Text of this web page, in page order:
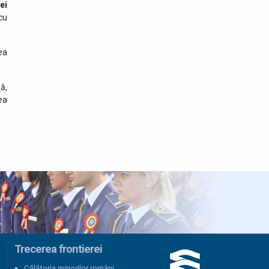
04 august 2026
Rezultate înregistrate la
frontieră în ultimele 24 de
ore
03 august 2026
România și Republica
Moldova consolidează
Trecerea frontierei